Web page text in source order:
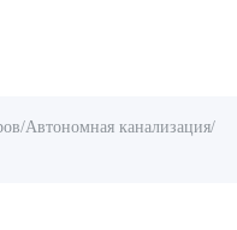
/Автономная канализация/